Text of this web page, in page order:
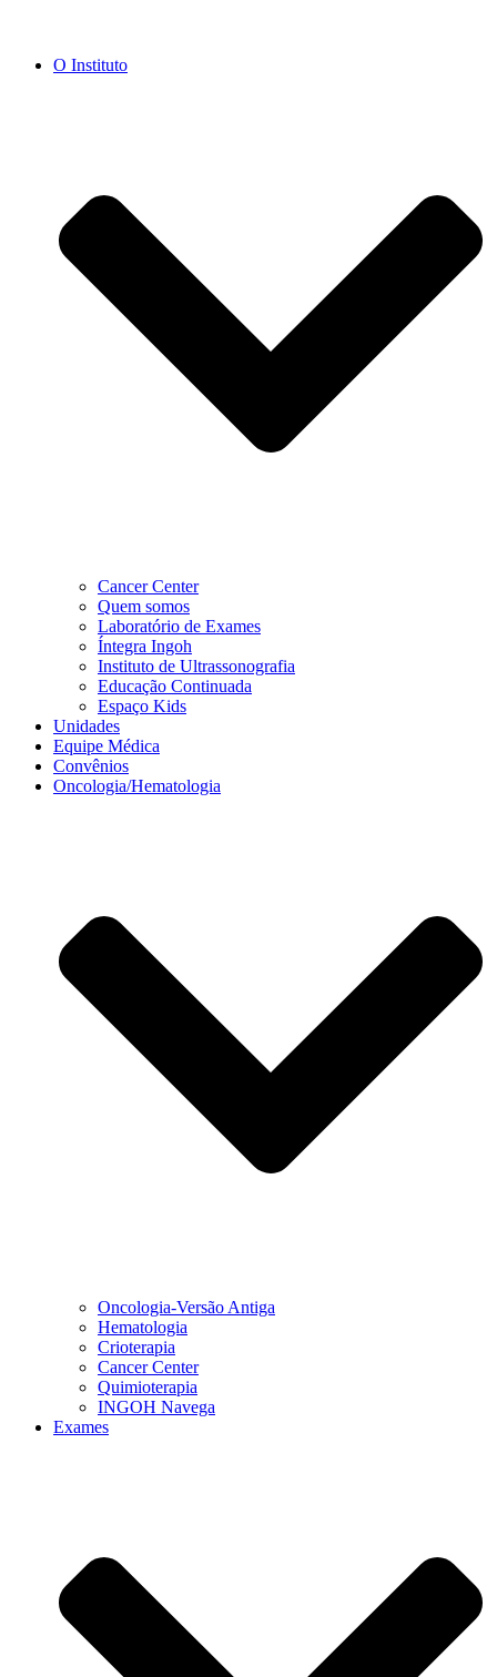
O Instituto
Cancer Center
Quem somos
Laboratório de Exames
Íntegra Ingoh
Instituto de Ultrassonografia
Educação Continuada
Espaço Kids
Unidades
Equipe Médica
Convênios
Oncologia/Hematologia
Oncologia-Versão Antiga
Hematologia
Crioterapia
Cancer Center
Quimioterapia
INGOH Navega
Exames